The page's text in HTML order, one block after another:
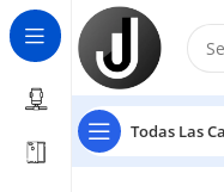
Todas Las